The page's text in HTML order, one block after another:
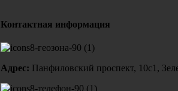
Контактная информация
Адрес: Панфиловский проспект, 10с1,